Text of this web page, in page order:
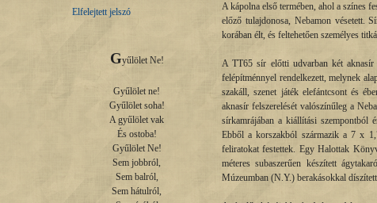
Elfelejtett jelszó
Gyűlölet Ne!
Gyűlölet ne!
Gyűlölet soha!
A gyűlölet vak
És ostoba!
Gyűlölet Ne!
Sem jobbról,
Sem balról,
Sem hátulról,
A kápolna első termében, ahol a színes
előző tulajdonosa, Nebamon vésetett.
korában élt, és feltehetően személyes
A TT65 sír előtti udvarban két aknasír
felépítménnyel rendelkezett, melynek
szakáll, szenet játék elefántcsont és
aknasír felszerelését valószínűleg a
sírkamrájában a kiállítási szempontból
Ebből a korszakból származik a 7 x
feliratokat festettek. Egy Halottak
méteres subaszerűen készített
Múzeumban (N.Y.) berakásokkal